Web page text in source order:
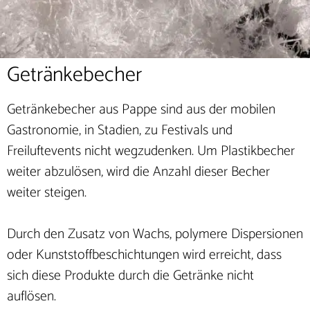
Getränkebecher
Getränkebecher aus Pappe sind aus der mobilen
Gastronomie, in Stadien, zu Festivals und
Freiluftevents nicht wegzudenken. Um Plastikbecher
weiter abzulösen, wird die Anzahl dieser Becher
weiter steigen.
Durch den Zusatz von Wachs, polymere Dispersionen
oder Kunststoffbeschichtungen wird erreicht, dass
sich diese Produkte durch die Getränke nicht
auflösen.